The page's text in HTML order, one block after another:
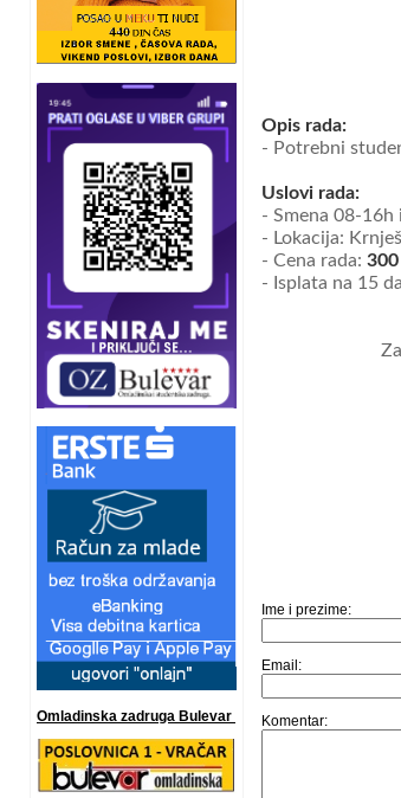
Omladinska zadruga Bulevar
Opis rada:
- Potrebni
Uslovi rada:
- Smena 08-16h
- Lokacija:
- Cena rada:
- Isplata na 15
Ime i prezime:
Email:
Komentar: